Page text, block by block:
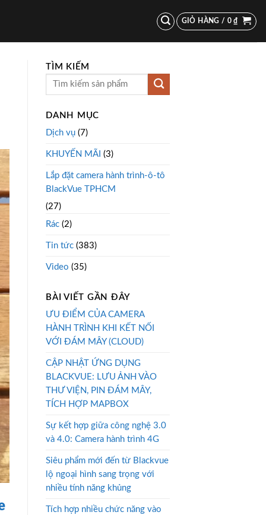
GIỎ HÀNG / 0₫
TÌM KIẾM
DANH MỤC
Dịch vụ (7)
KHUYẾN MÃI (3)
Lắp đặt camera hành trình-ô-tô
BlackVue TPHCM
(27)
Rác (2)
Tin tức (383)
Video (35)
BÀI VIẾT GẦN ĐÂY
ƯU ĐIỂM CỦA CAMERA
HÀNH TRÌNH KHI KẾT NỐI
VỚI ĐÁM MÂY (CLOUD)
CẬP NHẬT ỨNG DỤNG
BLACKVUE: LƯU ẢNH VÀO
THƯ VIỆN, PIN ĐÁM MÂY,
TÍCH HỢP MAPBOX
Sự kết hợp giữa công nghệ 3.0
và 4.0: Camera hành trình 4G
Siêu phẩm mới đến từ Blackvue
lộ ngoại hình sang trọng với
nhiều tính năng khủng
Tích hợp nhiều chức năng vào